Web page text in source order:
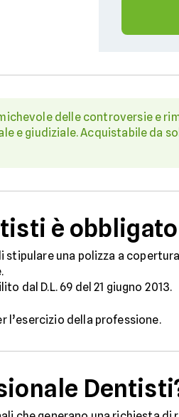
delle controversie e
e giudiziale. Acquistabile da
è
stipulare una polizza a
dal D.L. 69 del 21 giugno 2013.
l’esercizio della professione.